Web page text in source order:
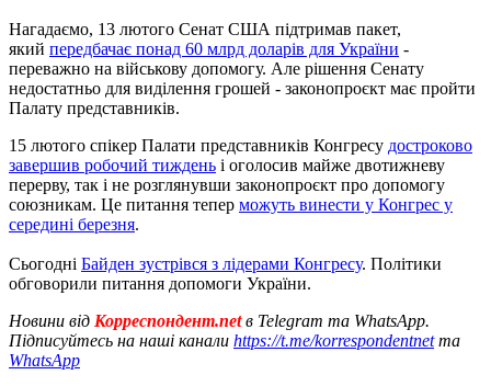
Нагадаємо, 13 лютого Сенат США підтримав пакет,
який передбачає понад 60 млрд доларів для України -
переважно на військову допомогу. Але рішення Сенату
недостатньо для виділення грошей - законопроєкт має пройти
Палату представників.
15 лютого спікер Палати представників Конгресу достроково
завершив робочий тиждень і оголосив майже двотижневу
перерву, так і не розглянувши законопроєкт про допомогу
союзникам. Це питання тепер можуть винести у Конгрес у
середині березня.
Сьогодні Байден зустрівся з лідерами Конгресу. Політики
обговорили питання допомоги України.
Новини від Корреспондент.netв Telegram та WhatsApp.
Підписуйтесь на наші канали https://t.me/korrespondentnetта
WhatsApp